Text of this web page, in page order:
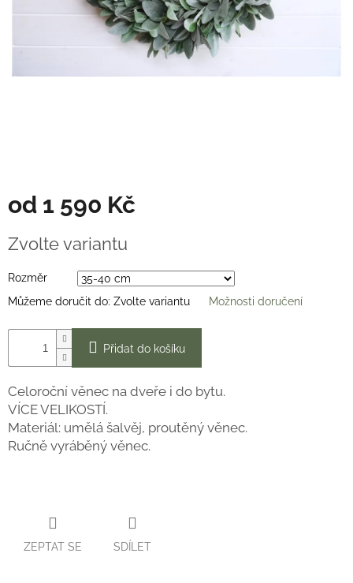
Hodnocení
(FAQ)
mně
Přihlášení
od 1 590 Kč
cena:
Zvolte variantu
Rozměr
Můžeme doručit do: Zvolte variantu Možnosti doručení
Přidat do košíku
Celoroční věnec na dveře i do bytu.
VÍCE VELIKOSTÍ.
Materiál: umělá šalvěj, proutěný věnec.
Ručně vyráběný věnec.
ZEPTAT SE SDÍLET